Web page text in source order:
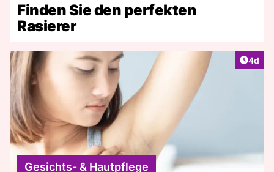
Finden Sie den perfekten
Rasierer
4d
Gesichts- & Hautpflege